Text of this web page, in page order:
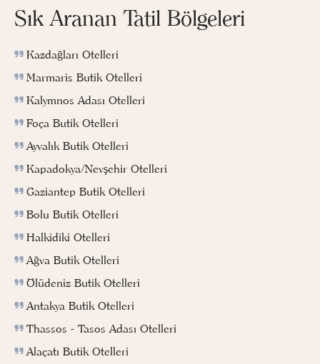
Sık Aranan Tatil Bölgeleri
Kazdağları Otelleri
Marmaris Butik Otelleri
Kalymnos Adası Otelleri
Foça Butik Otelleri
Ayvalık Butik Otelleri
Kapadokya/Nevşehir Otelleri
Gaziantep Butik Otelleri
Bolu Butik Otelleri
Halkidiki Otelleri
Ağva Butik Otelleri
Ölüdeniz Butik Otelleri
Antakya Butik Otelleri
Thassos - Tasos Adası Otelleri
Alaçatı Butik Otelleri